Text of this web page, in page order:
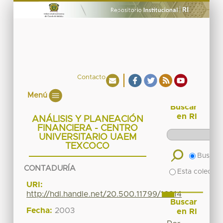
Contacto
Menú
ANÁLISIS Y PLANEACIÓN
FINANCIERA - CENTRO
UNIVERSITARIO UAEM
TEXCOCO
CONTADURÍA
URI:
http://hdl.handle.net/20.500.11799/16814
Fecha: 2003
Buscar
en RI
Buscar
Esta
Buscar
en RI